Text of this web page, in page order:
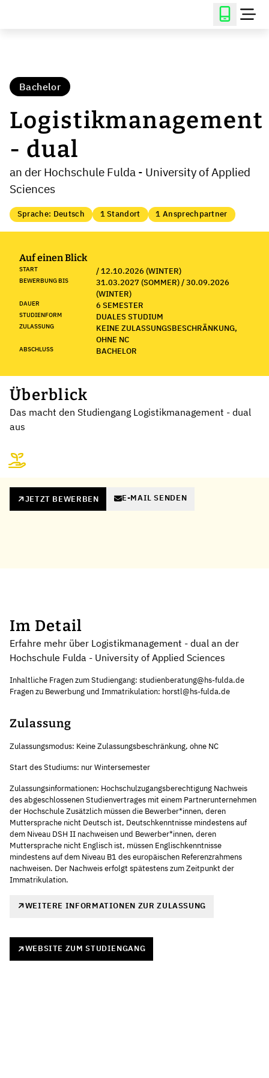
Bachelor
Logistikmanagement
- dual
an der Hochschule Fulda - University of Applied
Sciences
Sprache: Deutsch 1 Standort 1 Ansprechpartner
Auf einen Blick
START / 12.10.2026 (WINTER)
BEWERBUNG BIS
31.03.2027 (SOMMER) / 30.09.2026
(WINTER)
DAUER 6 SEMESTER
STUDIENFORM DUALES STUDIUM
ZULASSUNG
KEINE ZULASSUNGSBESCHRÄNKUNG,
OHNE NC
ABSCHLUSS BACHELOR
Überblick
Das macht den Studiengang Logistikmanagement - dual
aus
JETZT BEWERBEN E-MAIL SENDEN
Im Detail
Erfahre mehr über Logistikmanagement - dual an der
Hochschule Fulda - University of Applied Sciences
Inhaltliche Fragen zum Studiengang: studienberatung@hs-fulda.de
Fragen zu Bewerbung und Immatrikulation: horstl@hs-fulda.de
Zulassung
Zulassungsmodus: Keine Zulassungsbeschränkung, ohne NC
Start des Studiums: nur Wintersemester
Zulassungsinformationen: Hochschulzugangsberechtigung Nachweis
des abgeschlossenen Studienvertrages mit einem Partnerunternehmen
der Hochschule Zusätzlich müssen die Bewerber*innen, deren
Muttersprache nicht Deutsch ist, Deutschkenntnisse mindestens auf
dem Niveau DSH II nachweisen und Bewerber*innen, deren
Muttersprache nicht Englisch ist, müssen Englischkenntnisse
mindestens auf dem Niveau B1 des europäischen Referenzrahmens
nachweisen. Der Nachweis erfolgt spätestens zum Zeitpunkt der
Immatrikulation.
WEITERE INFORMATIONEN ZUR ZULASSUNG
WEBSITE ZUM STUDIENGANG